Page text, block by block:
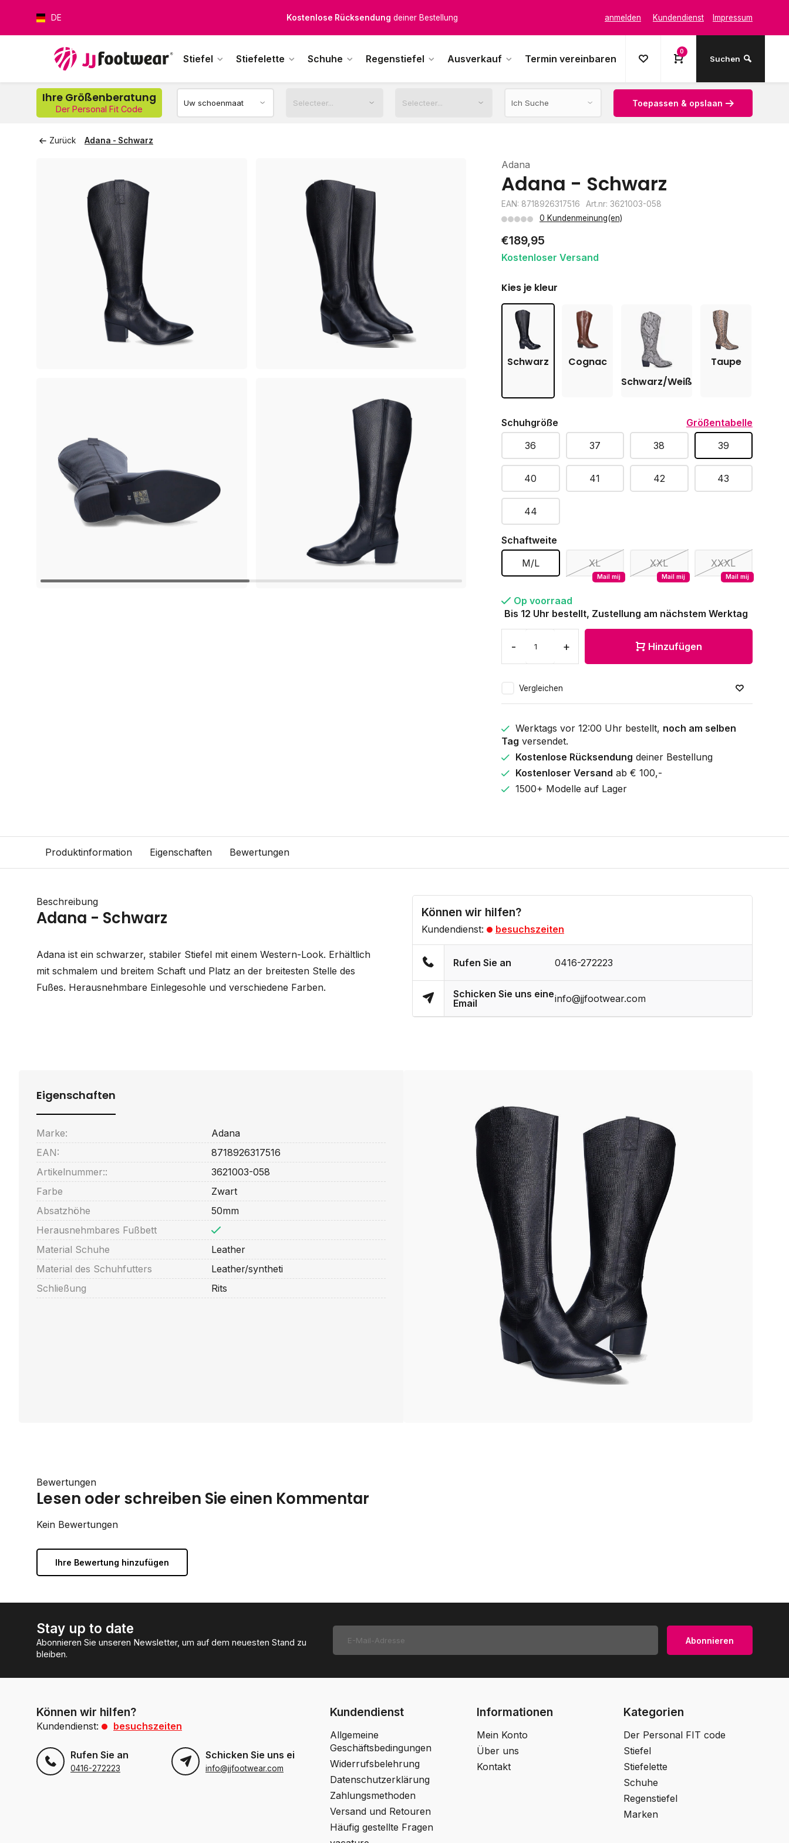
DE Kostenloser Versandab € 100,-
1500+ Modelle auf Lager
Werktags vor 12:00 Uhr bestellt,
anmelden Kundendienst Impressum
Stiefel Stiefelette Schuhe Regenstiefel Ausverkauf Termin vereinbaren
0
Suchen
Ihre Größenberatung
Der Personal Fit Code
Toepassen & opslaan
Zurück Adana - Schwarz
Adana
Adana - Schwarz
EAN: 8718926317516
Art.nr: 3621003-058
0 Kundenmeinung(en)
€189,95
Kostenloser Versand
Kies je kleur
Schwarz
Cognac
Schwarz/Weiß
Taupe
Schuhgröße
Größentabelle
36
37 38 39
40 41 42 43
44
Schaftweite
M/L
Mail mij
XL
Mail mij
XXL
Mail mij
XXXL
Op voorraad
Bis 12 Uhr bestellt, Zustellung am nächstem Werktag
- + Hinzufügen
Vergleichen
Werktags vor 12:00 Uhr bestellt, noch am selben
Tag versendet.
Kostenlose Rücksendung deiner Bestellung
Kostenloser Versand ab € 100,-
1500+ Modelle auf Lager
Produktinformation Eigenschaften Bewertungen
Beschreibung
Adana - Schwarz
Adana ist ein schwarzer, stabiler Stiefel mit einem Western-Look. Erhältlich
mit schmalem und breitem Schaft und Platz an der breitesten Stelle des
Fußes. Herausnehmbare Einlegesohle und verschiedene Farben.
Können wir hilfen?
Kundendienst: besuchszeiten
Rufen Sie an 0416-272223
Schicken Sie uns eine
Email
info@jjfootwear.com
Eigenschaften
Marke:
Adana
EAN:
8718926317516
Artikelnummer::
3621003-058
Farbe
Zwart
Absatzhöhe
50mm
Herausnehmbares Fußbett
Material Schuhe
Leather
Material des Schuhfutters
Leather/syntheti
Schließung
Rits
Bewertungen
Lesen oder schreiben Sie einen Kommentar
Kein Bewertungen
Ihre Bewertung hinzufügen
Stay up to date
Abonnieren Sie unseren Newsletter, um auf dem neuesten Stand zu
bleiben.
Abonnieren
Können wir hilfen?
Kundendienst: besuchszeiten
Rufen Sie an
0416-272223
Schicken Sie uns eine Email
info@jjfootwear.com
Kundendienst
Allgemeine
Geschäftsbedingungen
Widerrufsbelehrung
Datenschutzerklärung
Zahlungsmethoden
Versand und Retouren
Häufig gestellte Fragen
Informationen
Mein Konto
Über uns
Kontakt
Kategorien
Der Personal FIT code
Stiefel
Stiefelette
Schuhe
Regenstiefel
Marken